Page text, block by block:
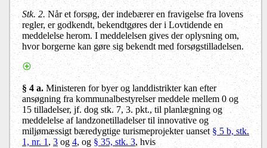
Stk. 2. Når et forsøg, der indebærer en fravigelse fra lovens
regler, er godkendt, bekendtgøres der i Lovtidende en
meddelelse herom. I meddelelsen gives der oplysning om,
hvor borgerne kan gøre sig bekendt med forsøgstilladelsen.
§ 4 a. Ministeren for byer og landdistrikter kan efter
ansøgning fra kommunalbestyrelser meddele mellem 0 og
15 tilladelser, jf. dog stk. 7, 3. pkt., til planlægning og
meddelelse af landzonetilladelser til innovative og
miljømæssigt bæredygtige turismeprojekter uanset§ 5 b, stk.
1, nr. 1, 3og 4, og§ 35, stk. 3, hvis